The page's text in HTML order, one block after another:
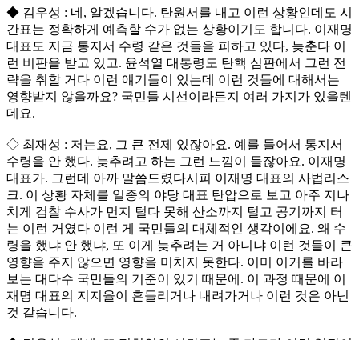
◆ 김우성 : 네, 알겠습니다. 탄원서를 내고 이런 상황인데도 시
간표는 정확하게 예측할 수가 없는 상황이기도 합니다. 이재명
대표도 지금 통지서 수령 같은 것들을 피하고 있다, 늦춘다 이
런 비판을 받고 있고. 윤석열 대통령도 탄핵 심판에서 그런 전
략을 취할 거다 이런 얘기들이 있는데 이런 것들에 대해서는
영향받지 않을까요? 국민들 시선이라든지 여러 가지가 있을텐
데요.
◇ 최재성 : 저는요, 그 큰 전제 있잖아요. 예를 들어서 통지서
수령을 안 했다. 늦추려고 하는 그런 느낌이 들잖아요. 이재명
대표가. 그런데 아까 말씀드렸다시피 이재명 대표의 사법리스
크. 이 상황 자체를 일종의 야당 대표 탄압으로 보고 아주 지나
치게 검찰 수사가 먼지 털다 못해 산소까지 털고 공기까지 터
는 이런 거였다 이런 게 국민들의 대체적인 생각이에요. 왜 수
령을 했냐 안 했냐, 또 이게 늦추려는 거 아니냐 이런 것들이 큰
영향을 주지 않으면 영향을 미치지 못한다. 이미 이거를 바라
보는 대다수 국민들의 기준이 있기 때문에. 이 과정 때문에 이
재명 대표의 지지율이 흔들리거나 내려가거나 이런 것은 아닌
것 같습니다.